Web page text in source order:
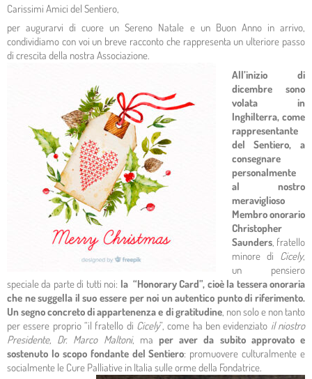
Carissimi Amici del Sentiero,
per augurarvi di cuore un Sereno Natale e un Buon Anno in arrivo,
condividiamo con voi un breve racconto che rappresenta un ulteriore passo
di crescita della nostra Associazione.
All’inizio di
dicembre sono
volata in
Inghilterra, come
rappresentante
del Sentiero, a
consegnare
personalmente
al nostro
meraviglioso
Membro onorario
Christopher
Saunders, fratello
minore di Cicely,
un pensiero
speciale da parte di tutti noi: la “Honorary Card”, cioè la tessera onoraria
che ne suggella il suo essere per noi un autentico punto di riferimento.
Un segno concreto di appartenenza e di gratitudine, non solo e non tanto
per essere proprio “il fratello di Cicely”, come ha ben evidenziato il niostro
Presidente, Dr. Marco Maltoni, maper aver da subito approvato e
sostenuto lo scopo fondante del Sentiero: promuovere culturalmente e
socialmente le Cure Palliative in Italia sulle orme della Fondatrice.